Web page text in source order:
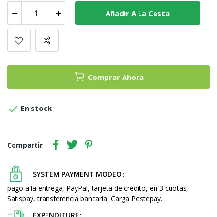
Añadir A La Cesta
Comprar Ahora
 En stock
Compartir
SYSTEM PAYMENT MODEO
pago a la entrega, PayPal, tarjeta de crédito, en 3 cuotas,
Satispay, transferencia bancaria, Carga Postepay.
EXPENDITURE